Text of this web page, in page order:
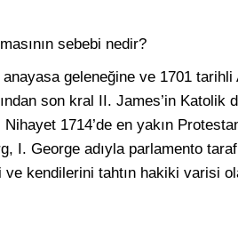
sebebi nedir?
geleneğine ve 1701 tarihli
son kral II. James’in Katolik
1714’de en yakın
I. George adıyla parlamento
kendilerini tahtın hakiki varisi